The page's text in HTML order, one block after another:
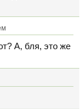
А, бля, это же